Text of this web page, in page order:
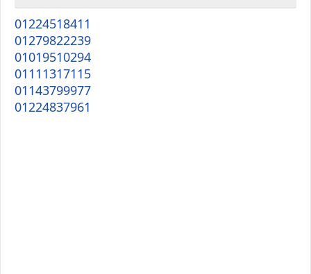
01224518411
01279822239
01019510294
01111317115
01143799977
01224837961